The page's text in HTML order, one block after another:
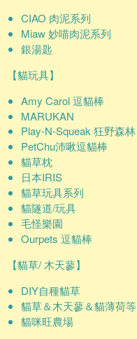
CIAO 肉泥系列
Miaw 妙喵肉泥系列
銀湯匙
【貓玩具】
Amy Carol 逗貓棒
MARUKAN
Play-N-Squeak 狂野森林
PetChu沛啾逗貓棒
貓草枕
日本IRIS
貓草玩具系列
貓隧道/玩具
毛怪樂園
Ourpets 逗貓棒
【貓草/ 木天蓼】
DIY自種貓草
貓草＆木天蓼＆貓薄荷等
貓咪旺農場